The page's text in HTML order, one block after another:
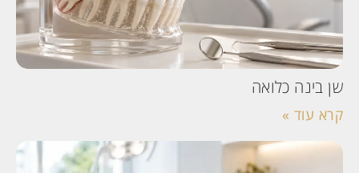
שן בינה כלואה
קרא עוד »